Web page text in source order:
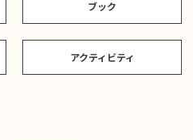
ブック
アクティビティ